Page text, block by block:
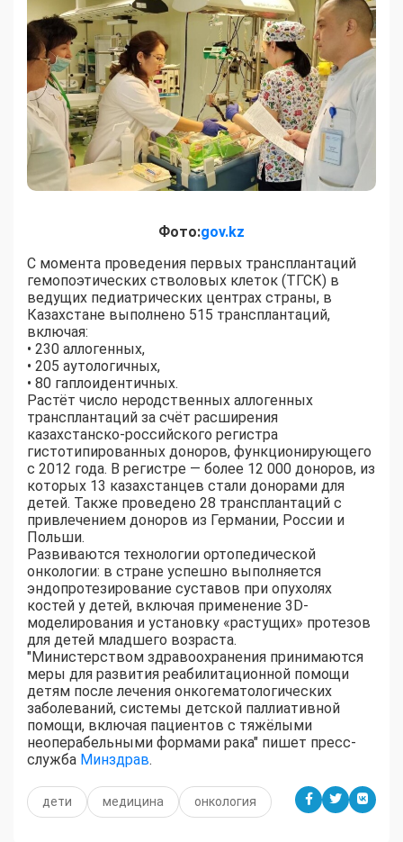
Фото:gov.kz
С момента проведения первых трансплантаций
гемопоэтических стволовых клеток (ТГСК) в
ведущих педиатрических центрах страны, в
Казахстане выполнено 515 трансплантаций,
включая:
• 230 аллогенных,
• 205 аутологичных,
• 80 гаплоидентичных.
Растёт число неродственных аллогенных
трансплантаций за счёт расширения
казахстанско-российского регистра
гистотипированных доноров, функционирующего
с 2012 года. В регистре — более 12 000 доноров, из
которых 13 казахстанцев стали донорами для
детей. Также проведено 28 трансплантаций с
привлечением доноров из Германии, России и
Польши.
Развиваются технологии ортопедической
онкологии: в стране успешно выполняется
эндопротезирование суставов при опухолях
костей у детей, включая применение 3D-
моделирования и установку «растущих» протезов
для детей младшего возраста.
"Министерством здравоохранения принимаются
меры для развития реабилитационной помощи
детям после лечения онкогематологических
заболеваний, системы детской паллиативной
помощи, включая пациентов с тяжёлыми
неоперабельными формами рака" пишет пресс-
служба Минздрав.
дети медицина онкология